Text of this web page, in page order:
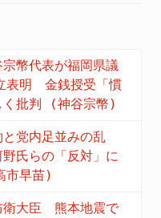
幣代表が福岡県議
表明 金銭授受「慣
く批判 (神谷宗幣)
党内足並みの乱
氏らの「反対」に
市早苗)
衛大臣 熊本地震で